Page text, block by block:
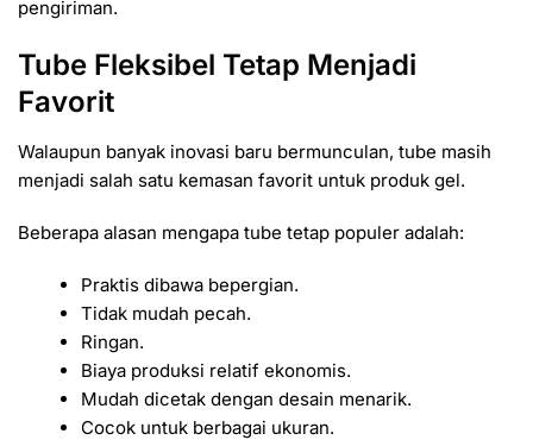
pengiriman.
Tube Fleksibel Tetap Menjadi
Favorit
Walaupun banyak inovasi baru bermunculan, tube masih
menjadi salah satu kemasan favorit untuk produk gel.
Beberapa alasan mengapa tube tetap populer adalah:
Praktis dibawa bepergian.
Tidak mudah pecah.
Ringan.
Biaya produksi relatif ekonomis.
Mudah dicetak dengan desain menarik.
Cocok untuk berbagai ukuran.